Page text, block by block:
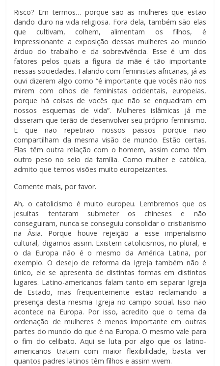
Risco? Em termos… porque são as mulheres que estão
dando duro na vida religiosa. Fora dela, também são elas
que cultivam, colhem, alimentam os filhos, é
impressionante a exposição dessas mulheres ao mundo
árduo do trabalho e da sobrevivência. Esse é um dos
fatores pelos quais a figura da mãe é tão importante
nessas sociedades. Falando com feministas africanas, já as
ouvi dizerem algo como “é importante que vocês não nos
mirem com olhos de feministas ocidentais, europeias,
porque há coisas de vocês que não se enquadram em
nossos esquemas de vida”. Mulheres islâmicas já me
disseram que terão de desenvolver seu próprio feminismo.
E que não repetirão nossos passos porque não
compartilham da mesma visão de mundo. Estão certas.
Elas têm outra relação com o homem, assim como têm
outro peso no seio da família. Como mulher e católica,
admito que temos visões muito europeizantes.
Comente mais, por favor.
Ah, o catolicismo é muito europeu. Lembremos que os
jesuítas tentaram submeter os chineses e não
conseguiram, nunca se conseguiu consolidar o cristianismo
na Ásia. Porque houve rejeição a esse imperialismo
cultural, digamos assim. Existem catolicismos, no plural, e
o da Europa não é o mesmo da América Latina, por
exemplo. O desejo de reforma da Igreja também não é
único, ele se apresenta de distintas formas em distintos
lugares. Latino-americanos falam tanto em separar Igreja
de Estado, mas frequentemente estão reclamando a
presença desta mesma Igreja no campo social. Isso não
acontece na Europa. Por isso, acredito que o tema da
ordenação de mulheres é menos importante em outras
partes do mundo do que é na Europa. O mesmo vale para
o fim do celibato. Aqui se luta por algo que os latino-
americanos tratam com maior flexibilidade, basta ver
quantos padres latinos têm filhos e assim vivem.